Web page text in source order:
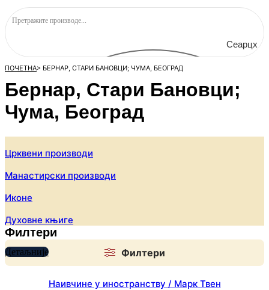
Сеарцх
ПОЧЕТНА> БЕРНАР, СТАРИ БАНОВЦИ; ЧУМА, БЕОГРАД
Бернар, Стари Бановци;
Чума, Београд
Црквени производи
Манастирски производи
Иконе
Духовне књиге
Филтери
Филтери
Детаљније
Наивчине у иностранству / Марк Твен